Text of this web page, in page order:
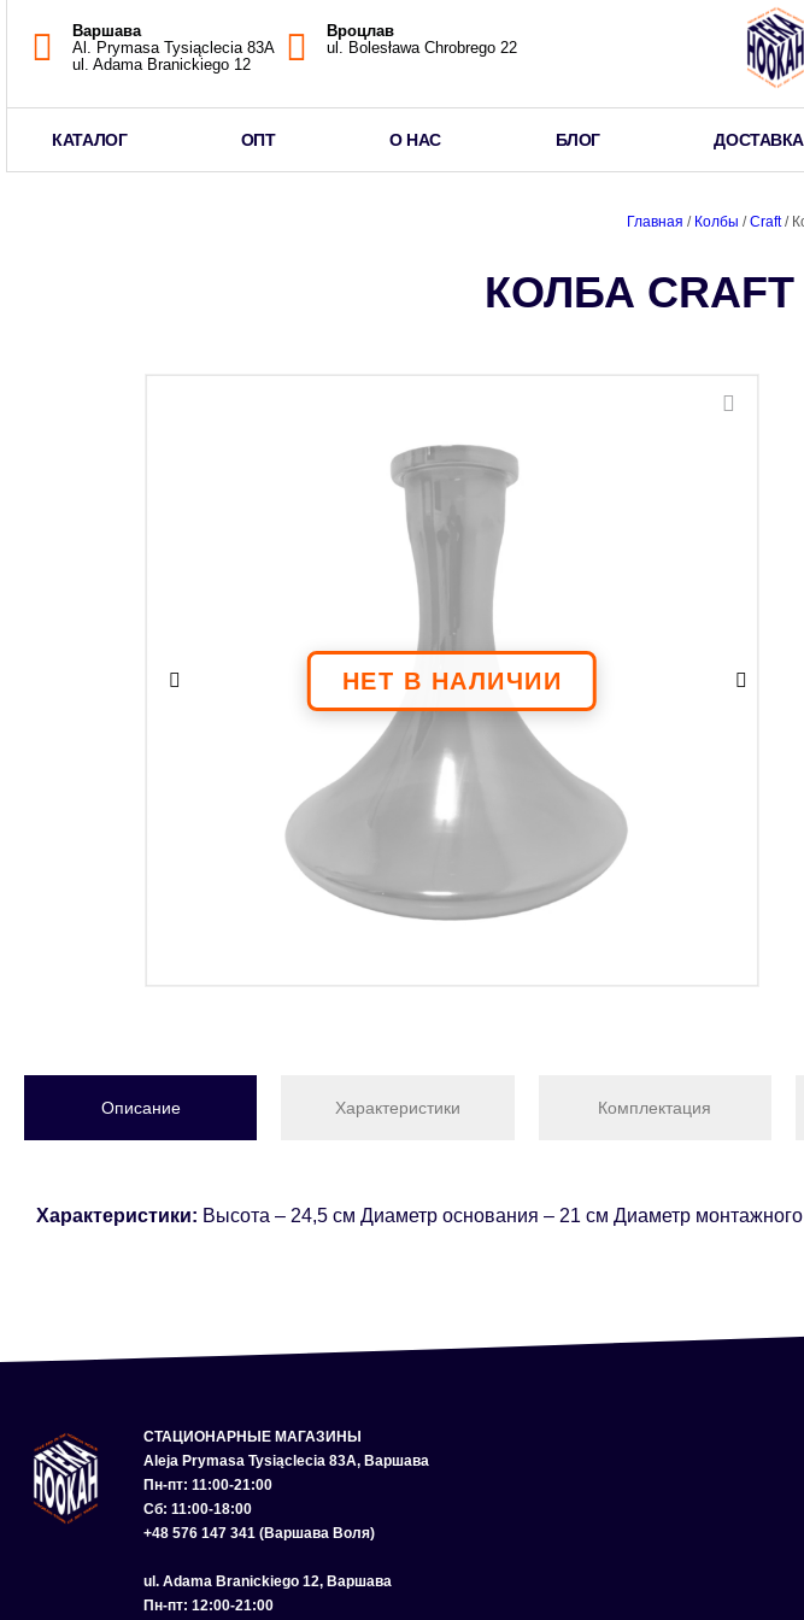
Варшава
Al. Prymasa Tysiąclecia 83A
ul. Adama Branickiego 12
Вроцлав
ul. Bolesława Chrobrego 22
КАТАЛОГ ОПТ О НАС БЛОГ
Главная / Колбы /Craft/
КОЛБА CRAFT
Описание Характеристики Комплектация
Характеристики: Высота – 24,5 см Диаметр основания – 21 см Диаметр
СТАЦИОНАРНЫЕ МАГАЗИНЫ
Aleja Prymasa Tysiąclecia 83A, Варшава
Пн-пт: 11:00-21:00
Сб: 11:00-18:00
+48 576 147 341 (Варшава Воля)
ul. Adama Branickiego 12, Варшава
Пн-пт: 12:00-21:00